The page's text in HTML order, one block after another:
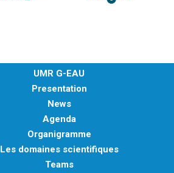
UMR G-EAU
Presentation
News
Agenda
Organigramme
Les domaines scientifiques
Teams